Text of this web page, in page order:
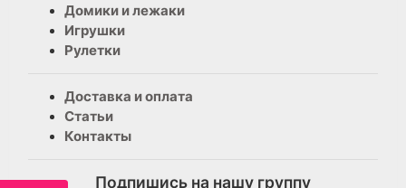
Домики и лежаки
Игрушки
Рулетки
Доставка и оплата
Статьи
Контакты
Подпишись на нашу группу